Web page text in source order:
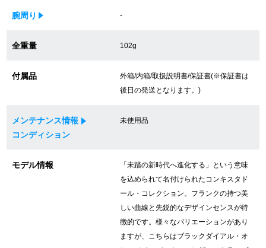
75%以上保証！中古商品高価買戻し
修理依頼をする
修理・メンテンナンスについて
腕周り -
全重量 102g
付属品
外箱/内箱/取扱説明書/保証書(※保証書は
後日の発送となります。)
メンテナンス情報
コンディション
未使用品
モデル情報
「未踏の新時代へ進化する」という意味
を込められて名付けられたコンキスタド
ール・コレクション。フランクの持つ美
しい曲線と先鋭的なデザインセンスが特
徴的です。様々なバリエーションがあり
ますが、こちらはブラックダイアル・オ